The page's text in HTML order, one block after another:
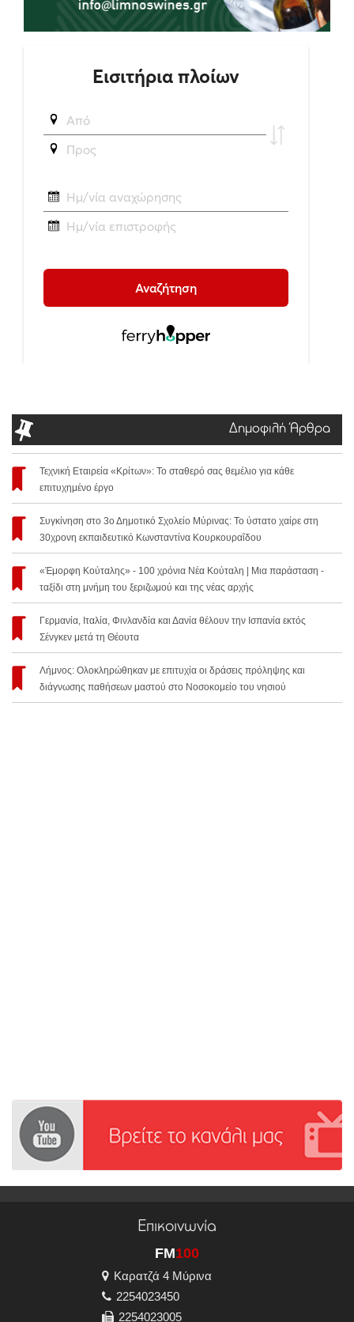
Δημοφιλή Άρθρα
Τεχνική Εταιρεία «Κρίτων»: Το σταθερό σας θεμέλιο για κάθε
επιτυχημένο έργο
Συγκίνηση στο 3ο Δημοτικό Σχολείο Μύρινας: Το ύστατο χαίρε στη
30χρονη εκπαιδευτικό Κωνσταντίνα Κουρκουραΐδου
«Έμορφη Κούταλης» - 100 χρόνια Νέα Κούταλη | Μια παράσταση -
ταξίδι στη μνήμη του ξεριζωμού και της νέας αρχής
Γερμανία, Ιταλία, Φινλανδία και Δανία θέλουν την Ισπανία εκτός
Σένγκεν μετά τη Θέουτα
Λήμνος: Ολοκληρώθηκαν με επιτυχία οι δράσεις πρόληψης και
διάγνωσης παθήσεων μαστού στο Νοσοκομείο του νησιού
Επικοινωνία
FM100
Καρατζά 4 Μύρινα
2254023450
2254023005